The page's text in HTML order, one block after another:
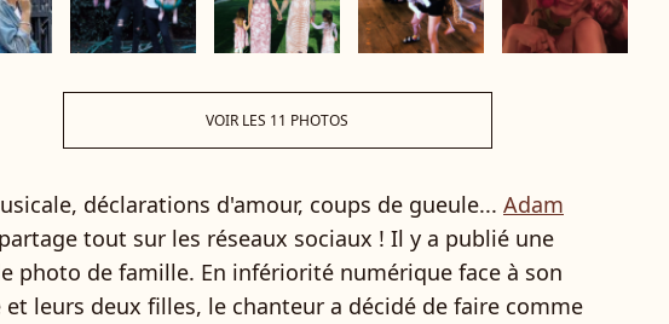
VOIR LES 11 PHOTOS
déclarations d'amour, coups de gueule... Adam
partage tout sur les réseaux sociaux ! Il y a publié une
photo de famille. En infériorité numérique face à son
et leurs deux filles, le chanteur a décidé de faire comme